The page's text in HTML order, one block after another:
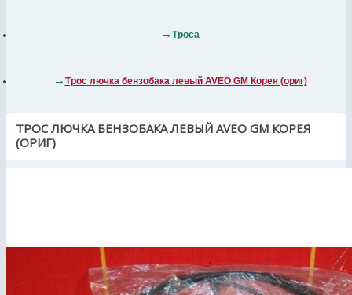
Троса
Трос лючка бензобака левый AVEO GM Корея (ориг)
ТРОС ЛЮЧКА БЕНЗОБАКА ЛЕВЫЙ AVEO GM КОРЕЯ
(ОРИГ)